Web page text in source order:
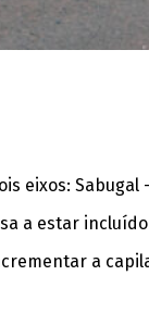
eixos: Sabugal
a estar
a